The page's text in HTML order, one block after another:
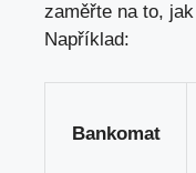
zaměřte na to,
Například:
Bankomat